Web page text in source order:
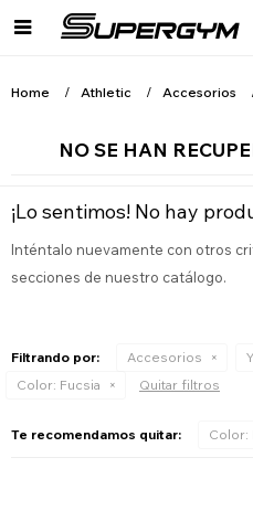

Home Athletic Accesorios
NO SE HAN
¡Lo sentimos! No hay
Inténtalo nuevamente con otros
secciones de nuestro catálogo.
Filtrando por: Accesorios
Color: Fucsia Quitar filtros
Te recomendamos quitar: Color: